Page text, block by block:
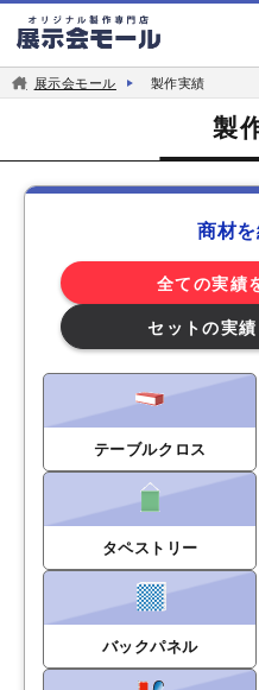
展示会モール 製作実績
製
商材
全ての実績
セットの実
テーブルクロス
タペストリー
バックパネル